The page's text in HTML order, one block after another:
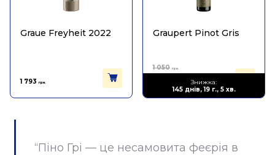
Graue Freyheit 2022
1 793 грн.
Знижка:
145 днів, 19 г., 5 хв.
Graupert Pinot Gris
1 050 грн.
“Піно Грі — це несамовита феєрія в